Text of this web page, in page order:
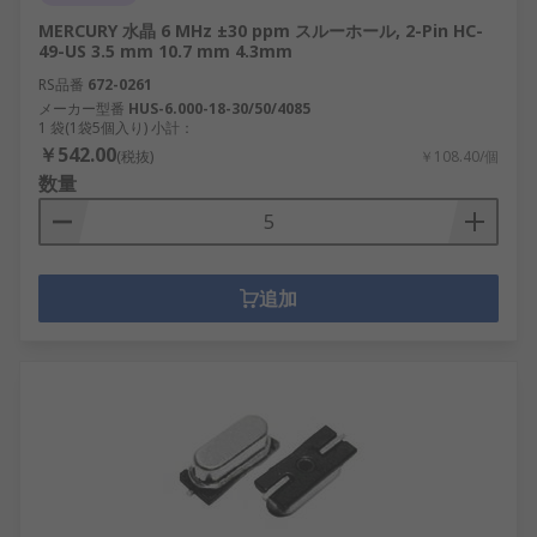
MERCURY 水晶 6 MHz ±30 ppm スルーホール, 2-Pin HC-
49-US 3.5 mm 10.7 mm 4.3mm
RS品番 672-0261
メーカー型番 HUS-6.000-18-30/50/4085
1 袋(1袋5個入り) 小計：
￥542.00(税抜) ￥108.40/個
数量
追加